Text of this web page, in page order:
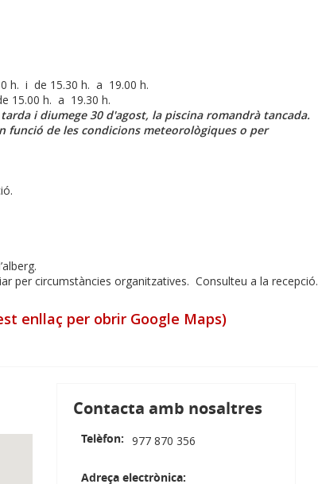
h. i de 15.30 h. a 19.00 h.
15.00 h. a 19.30 h.
i diumege 30 d'agost, la piscina romandrà tancada.
funció de les condicions meteorològiques o per
per circumstàncies organitzatives. Consulteu a la recepció.
enllaç per obrir Google Maps)
Contacta amb nosaltres
Telèfon 977 870 356
Adreça electrònica